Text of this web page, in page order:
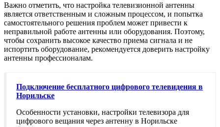
Важно отметить, что настройка телевизионной антенны
является ответственным и сложным процессом, и попытка
самостоятельного решения проблем может привести к
неправильной работе антенны или оборудования. Поэтому,
чтобы сохранить высокое качество приема сигнала и не
испортить оборудование, рекомендуется доверить настройку
антенны профессионалам.
Подключение бесплатного цифрового телевидения в
Норильске
Особенности установки, настройки телевизора для
цифрового вещания через антенну в Норильске